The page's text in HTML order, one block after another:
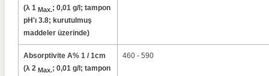
(λ 1 Max.; 0,01 g/l; tampon
pH'ı 3.8; kurutulmuş
maddeler üzerinde)
Absorptivite A% 1 / 1cm
(λ 2 Max.; 0,01 g/l; tampon
460 - 590